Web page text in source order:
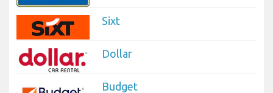
Sixt
Dollar
Budget